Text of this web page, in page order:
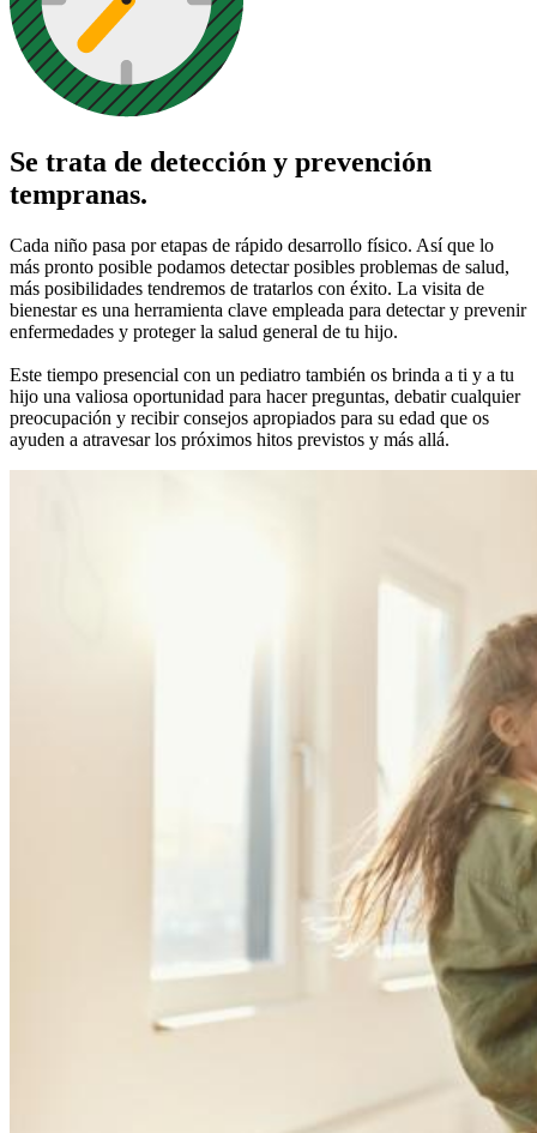
Se trata de detección y prevención
tempranas.
Cada niño pasa por etapas de rápido desarrollo físico. Así que lo
más pronto posible podamos detectar posibles problemas de salud,
más posibilidades tendremos de tratarlos con éxito. La visita de
bienestar es una herramienta clave empleada para detectar y prevenir
enfermedades y proteger la salud general de tu hijo.
Este tiempo presencial con un pediatro también os brinda a ti y a tu
hijo una valiosa oportunidad para hacer preguntas, debatir cualquier
preocupación y recibir consejos apropiados para su edad que os
ayuden a atravesar los próximos hitos previstos y más allá.